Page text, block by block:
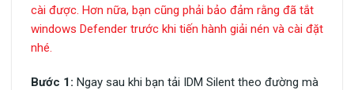
cài được. Hơn nữa, bạn cũng phải bảo đảm rằng đã tắt
windows Defender trước khi tiến hành giải nén và cài đặt
nhé.
Bước 1: Ngay sau khi bạn tải IDM Silent theo đường mà